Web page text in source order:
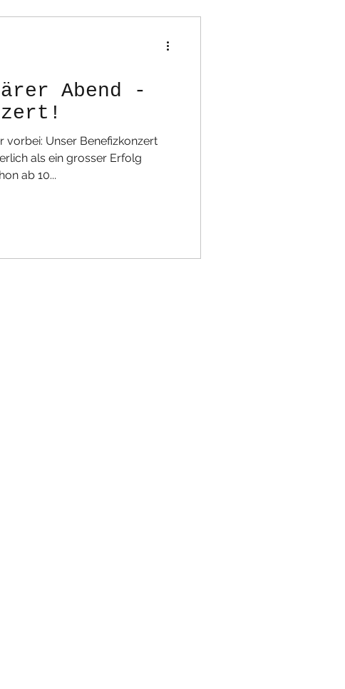
Abend -
vorbei: Unser Benefizkonzert
als ein grosser Erfolg
ab 10...